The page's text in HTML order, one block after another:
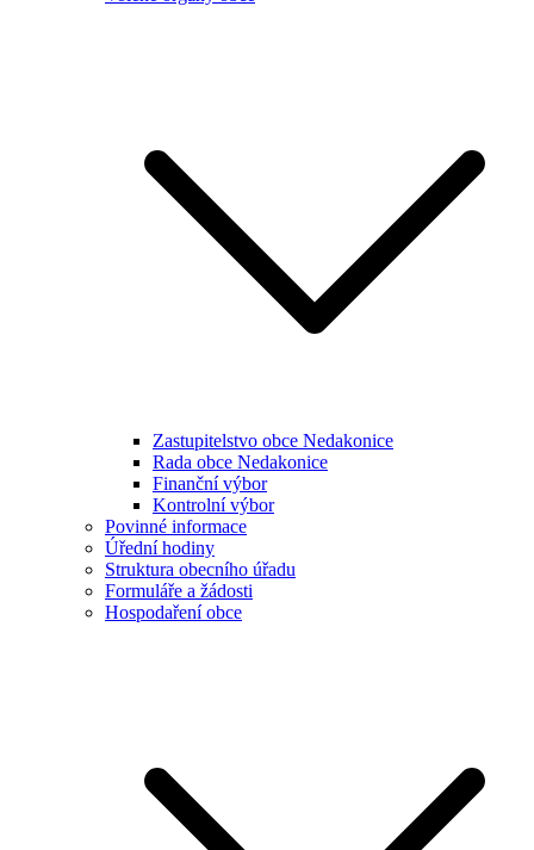
Zastupitelstvo obce Nedakonice
Rada obce Nedakonice
Finanční výbor
Kontrolní výbor
Povinné informace
Úřední hodiny
Struktura obecního úřadu
Formuláře a žádosti
Hospodaření obce